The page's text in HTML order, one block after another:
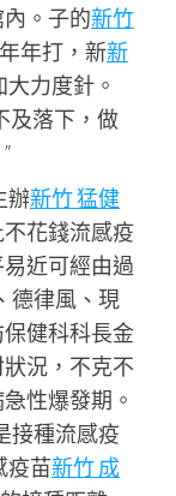
。子的新竹
年打，新新
力度針。
及落下，做
辦新竹 猛健
花錢流感疫
近可經由過
德律風、現
健科科長金
況，不克不
性爆發期。
接種流感疫
疫苗新竹 成